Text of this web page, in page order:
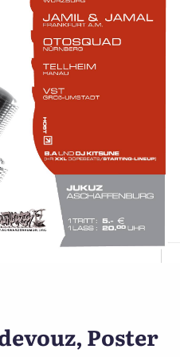
A’burg
Poster